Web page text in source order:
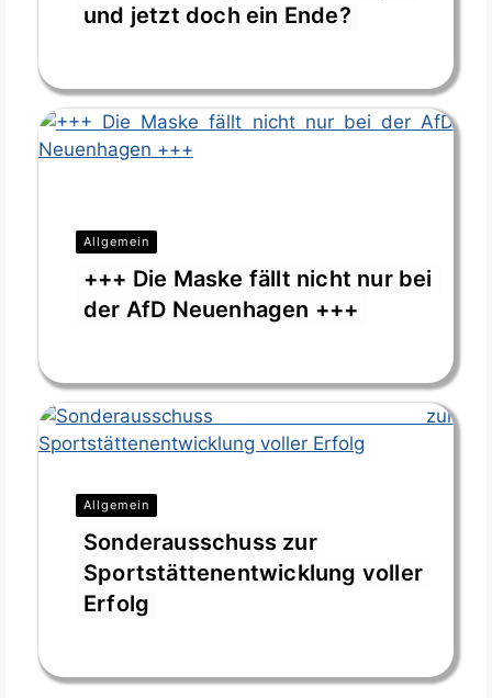
und jetzt doch ein Ende?
Allgemein
+++ Die Maske fällt nicht nur bei
der AfD Neuenhagen +++
Allgemein
Sonderausschuss zur
Sportstättenentwicklung voller
Erfolg